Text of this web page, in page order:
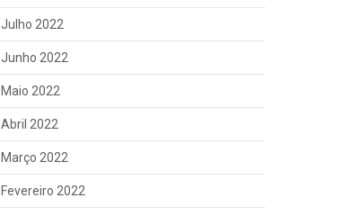
Julho 2022
Junho 2022
Maio 2022
Abril 2022
Março 2022
Fevereiro 2022